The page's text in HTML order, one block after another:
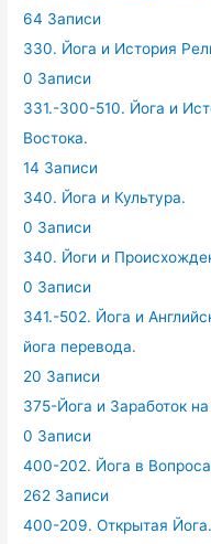
64 Записи
330. Йога и История
0 Записи
331.-300-510. Йога и
Востока.
14 Записи
340. Йога и Культура.
0 Записи
340. Йоги и
0 Записи
341.-502. Йога и
йога перевода.
20 Записи
375-Йога и Заработок
0 Записи
400-202. Йога в
262 Записи
400-209. Открытая